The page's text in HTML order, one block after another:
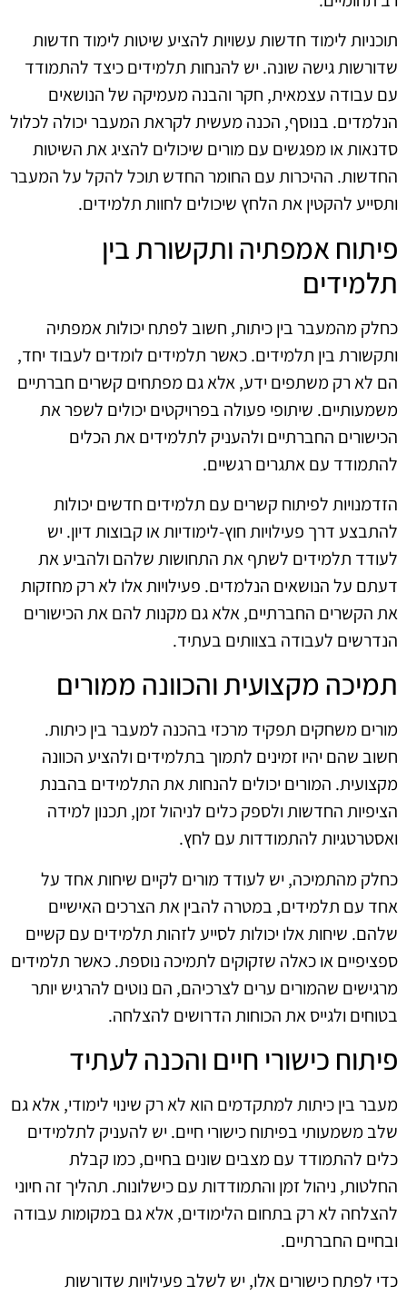
תוכניות לימוד חדשות עשויות להציע שיטות לימוד חדשות
שדורשות גישה שונה. יש להנחות תלמידים כיצד להתמודד
עם עבודה עצמאית, חקר והבנה מעמיקה של הנושאים
הנלמדים. בנוסף, הכנה מעשית לקראת המעבר יכולה לכלול
סדנאות או מפגשים עם מורים שיכולים להציג את השיטות
החדשות. ההיכרות עם החומר החדש תוכל להקל על המעבר
ותסייע להקטין את הלחץ שיכולים לחוות תלמידים.
פיתוח אמפתיה ותקשורת בין
תלמידים
כחלק מהמעבר בין כיתות, חשוב לפתח יכולות אמפתיה
ותקשורת בין תלמידים. כאשר תלמידים לומדים לעבוד יחד,
הם לא רק משתפים ידע, אלא גם מפתחים קשרים חברתיים
משמעותיים. שיתופי פעולה בפרויקטים יכולים לשפר את
הכישורים החברתיים ולהעניק לתלמידים את הכלים
להתמודד עם אתגרים רגשיים.
הזדמנויות לפיתוח קשרים עם תלמידים חדשים יכולות
להתבצע דרך פעילויות חוץ-לימודיות או קבוצות דיון. יש
לעודד תלמידים לשתף את התחושות שלהם ולהביע את
דעתם על הנושאים הנלמדים. פעילויות אלו לא רק מחזקות
את הקשרים החברתיים, אלא גם מקנות להם את הכישורים
הנדרשים לעבודה בצוותים בעתיד.
תמיכה מקצועית והכוונה ממורים
מורים משחקים תפקיד מרכזי בהכנה למעבר בין כיתות.
חשוב שהם יהיו זמינים לתמוך בתלמידים ולהציע הכוונה
מקצועית. המורים יכולים להנחות את התלמידים בהבנת
הציפיות החדשות ולספק כלים לניהול זמן, תכנון למידה
ואסטרטגיות להתמודדות עם לחץ.
כחלק מהתמיכה, יש לעודד מורים לקיים שיחות אחד על
אחד עם תלמידים, במטרה להבין את הצרכים האישיים
שלהם. שיחות אלו יכולות לסייע לזהות תלמידים עם קשיים
ספציפיים או כאלה שזקוקים לתמיכה נוספת. כאשר תלמידים
מרגישים שהמורים ערים לצרכיהם, הם נוטים להרגיש יותר
בטוחים ולגייס את הכוחות הדרושים להצלחה.
פיתוח כישורי חיים והכנה לעתיד
מעבר בין כיתות למתקדמים הוא לא רק שינוי לימודי, אלא גם
שלב משמעותי בפיתוח כישורי חיים. יש להעניק לתלמידים
כלים להתמודד עם מצבים שונים בחיים, כמו קבלת
החלטות, ניהול זמן והתמודדות עם כישלונות. תהליך זה חיוני
להצלחה לא רק בתחום הלימודים, אלא גם במקומות עבודה
ובחיים החברתיים.
כדי לפתח כישורים אלו, יש לשלב פעילויות שדורשות